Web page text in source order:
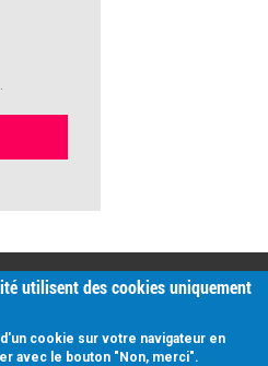
utilisent des cookies uniquement
cookie sur votre navigateur en
avec le bouton "Non, merci".